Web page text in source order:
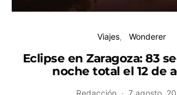
Viajes Wonderer
Eclipse en Zaragoza: 83
noche total el 12 de
Redacción 7 agosto,